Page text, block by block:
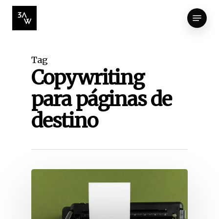
Skip
main
Menu
Tag
Copywriting
para páginas de
destino
Close